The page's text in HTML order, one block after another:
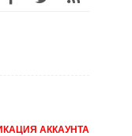
АККАУНТА